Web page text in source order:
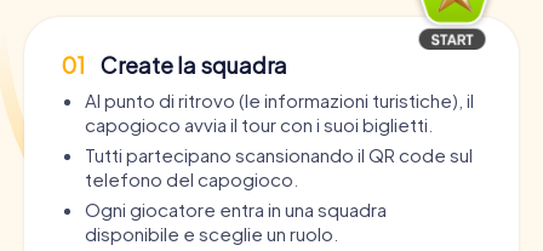
01 Create la squadra
Al punto di ritrovo (le informazioni turistiche), il
capogioco avvia il tour con i suoi biglietti.
Tutti partecipano scansionando il QR code sul
telefono del capogioco.
Ogni giocatore entra in una squadra
disponibile e sceglie un ruolo.